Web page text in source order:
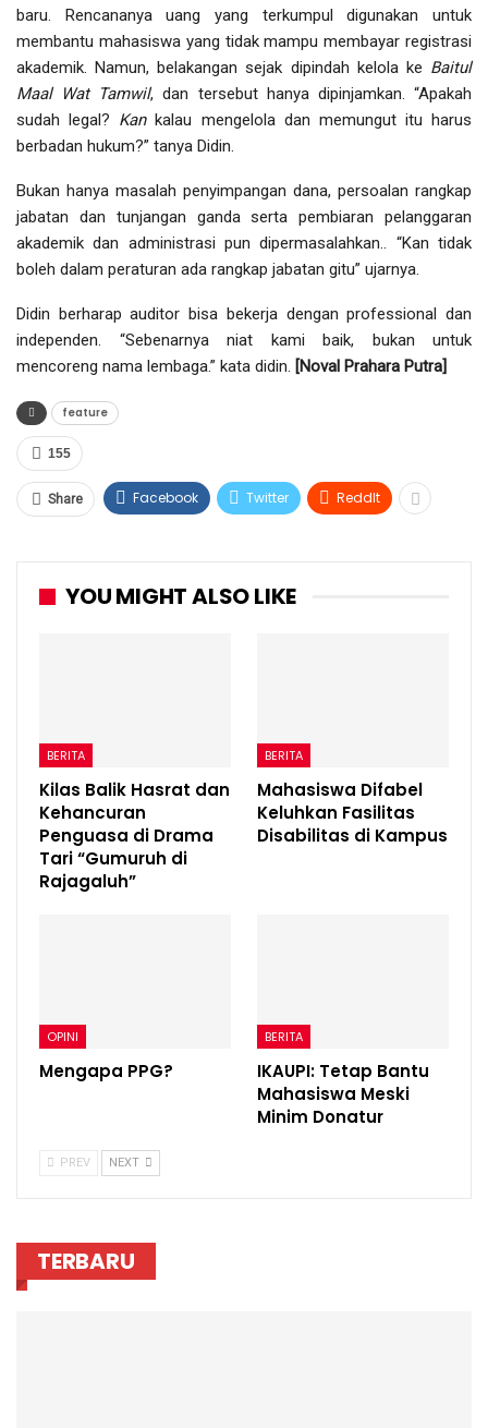
baru. Rencananya uang yang terkumpul digunakan untuk
membantu mahasiswa yang tidak mampu membayar registrasi
akademik. Namun, belakangan sejak dipindah kelola ke Baitul
Maal Wat Tamwil, dan tersebut hanya dipinjamkan. “Apakah
sudah legal? Kankalau mengelola dan memungut itu harus
berbadan hukum?” tanya Didin.
Bukan hanya masalah penyimpangan dana, persoalan rangkap
jabatan dan tunjangan ganda serta pembiaran pelanggaran
akademik dan administrasi pun dipermasalahkan.. “Kan tidak
boleh dalam peraturan ada rangkap jabatan gitu” ujarnya.
Didin berharap auditor bisa bekerja dengan professional dan
independen. “Sebenarnya niat kami baik, bukan untuk
mencoreng nama lembaga.” kata didin. [Noval Prahara Putra]
feature
155
Share Facebook Twitter ReddIt
YOU MIGHT ALSO LIKE
BERITA
Kilas Balik Hasrat dan
Kehancuran
Penguasa di Drama
Tari “Gumuruh di
Rajagaluh”
BERITA
Mahasiswa Difabel
Keluhkan Fasilitas
Disabilitas di Kampus
OPINI
Mengapa PPG?
BERITA
IKAUPI: Tetap Bantu
Mahasiswa Meski
Minim Donatur
PREV NEXT
TERBARU